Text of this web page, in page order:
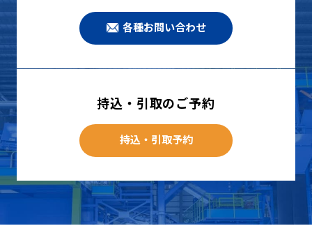
各種お問い合わせ
持込・引取のご予約
持込・引取予約